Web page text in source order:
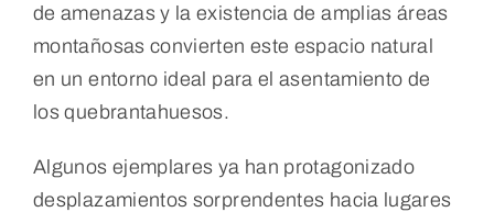
de amenazas y la existencia de amplias áreas
montañosas convierten este espacio natural
en un entorno ideal para el asentamiento de
los quebrantahuesos.
Algunos ejemplares ya han protagonizado
desplazamientos sorprendentes hacia lugares